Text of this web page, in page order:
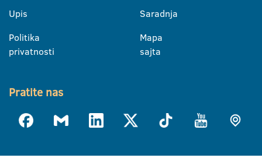
Upis
Politika
privatnosti
Saradnja
Mapa
sajta
Pratite nas